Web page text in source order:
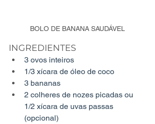
BOLO DE BANANA SAUDÁVEL
INGREDIENTES
3 ovos inteiros
1/3 xícara de óleo de coco
3 bananas
2 colheres de nozes picadas ou
1/2 xícara de uvas passas
(opcional)